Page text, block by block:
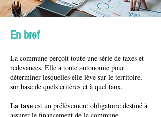
En bref
La commune perçoit toute une série de taxes et
redevances. Elle a toute autonomie pour
déterminer lesquelles elle lève sur le territoire,
sur base de quels critères et à quel taux.
La taxe est un prélèvement obligatoire destiné à